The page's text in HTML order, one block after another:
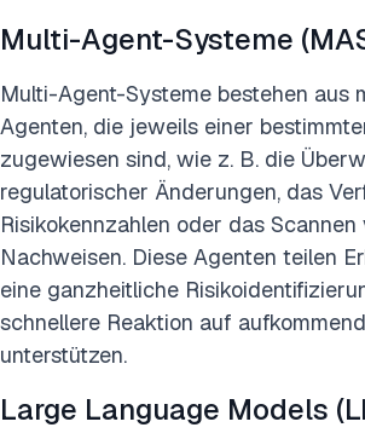
Multi-Agent-Systeme
Multi-Agent-Systeme bestehen aus
Agenten, die jeweils einer
zugewiesen sind, wie z. B. die
regulatorischer Änderungen, das
Risikokennzahlen oder das
Nachweisen. Diese Agenten teilen
eine ganzheitliche
schnellere Reaktion auf
unterstützen.
Large Language Models